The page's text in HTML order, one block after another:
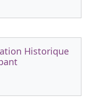
Historique